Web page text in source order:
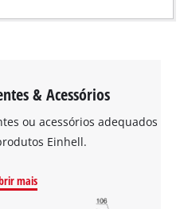
& Acessórios
ou acessórios adequados
Einhell.
mais